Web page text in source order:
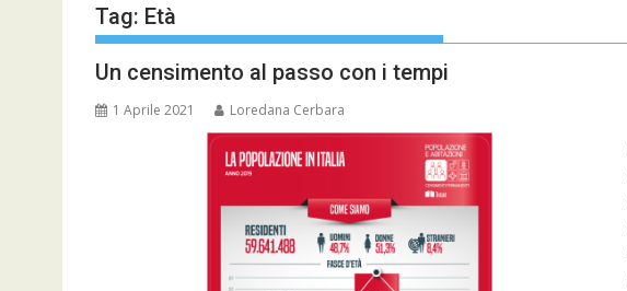
Tag: Età
Un censimento al passo con i tempi
1 Aprile 2021 Loredana Cerbara